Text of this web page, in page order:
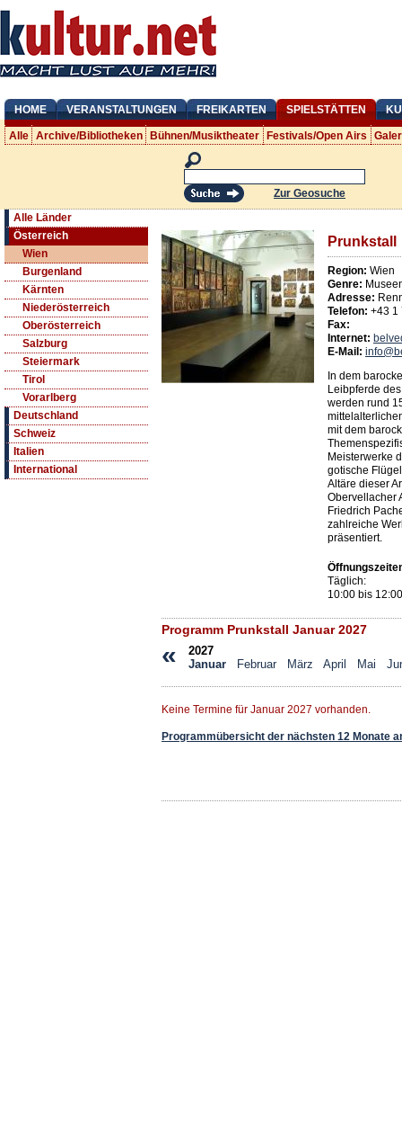
HOME VERANSTALTUNGEN FREIKARTEN SPIELSTÄTTEN
Alle Archive/Bibliotheken Bühnen/Musiktheater Festivals/Open Airs
Zur Geosuche
Alle Länder
Österreich
Wien
Burgenland
Kärnten
Niederösterreich
Oberösterreich
Salzburg
Steiermark
Tirol
Vorarlberg
Deutschland
Schweiz
Italien
International
Prunkstall
Region: Wien
Genre:
Adresse:
Telefon: +43 1
Fax:
Internet:
E-Mail:
In dem
Leibpferde
werden rund
mit dem
Meisterwerke
gotische
Altäre dieser
Obervellacher
Friedrich
zahlreiche
präsentiert.
Täglich:
10:00 bis
Programm Prunkstall Januar 2027
«
2027
Januar
Februar März April Mai
Keine Termine für Januar 2027 vorhanden.
Programmübersicht der nächsten 12 Monate